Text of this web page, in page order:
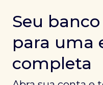
Seu
para uma
completa